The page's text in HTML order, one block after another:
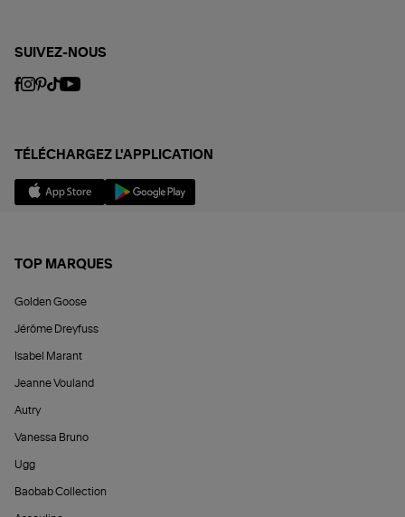
SUIVEZ-NOUS
TÉLÉCHARGEZ L'APPLICATION
TOP MARQUES
Golden Goose
Jérôme Dreyfuss
Isabel Marant
Jeanne Vouland
Autry
Vanessa Bruno
Ugg
Baobab Collection